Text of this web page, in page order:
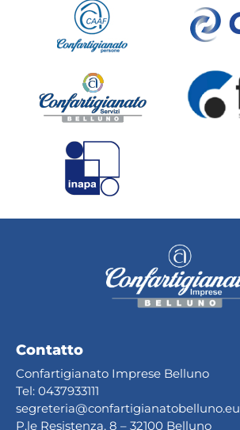
Contatto
Confartigianato Imprese Belluno
Tel: 0437933111
segreteria@confartigianatobelluno.eu
P.le Resistenza, 8 – 32100 Belluno